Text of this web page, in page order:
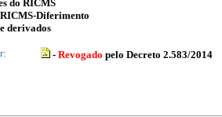
do RICMS
Diferimento
derivados
- Revogado pelo Decreto 2.583/2014